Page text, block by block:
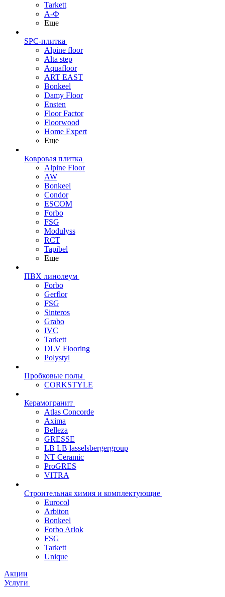
Tarkett
А-Ф
Еще
SPC-плитка
Alpine floor
Alta step
Aquafloor
ART EAST
Bonkeel
Damy Floor
Ensten
Floor Factor
Floorwood
Home Expert
Еще
Ковровая плитка
Alpine Floor
AW
Bonkeel
Condor
ESCOM
Forbo
FSG
Modulyss
RCT
Tapibel
Еще
ПВХ линолеум
Forbo
Gerflor
FSG
Sinteros
Grabo
IVC
Tarkett
DLV Flooring
Polystyl
Пробковые полы
CORKSTYLE
Керамогранит
Atlas Concorde
Axima
Belleza
GRESSE
LB LB lasselsbergergroup
NT Ceramic
ProGRES
VITRA
Строительная химия и комплектующие
Eurocol
Arbiton
Bonkeel
Forbo Arlok
FSG
Tarkett
Unique
Акции
Услуги